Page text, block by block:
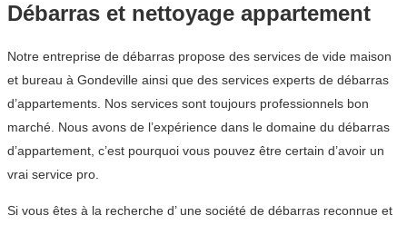
Débarras et nettoyage appartement
Notre entreprise de débarras propose des services de vide maison
et bureau à Gondeville ainsi que des services experts de débarras
d’appartements. Nos services sont toujours professionnels bon
marché. Nous avons de l’expérience dans le domaine du débarras
d’appartement, c’est pourquoi vous pouvez être certain d’avoir un
vrai service pro.
Si vous êtes à la recherche d’ une société de débarras reconnue et